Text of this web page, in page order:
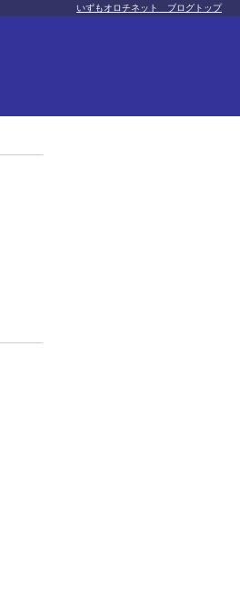
いずもオロチネット ブログトップ